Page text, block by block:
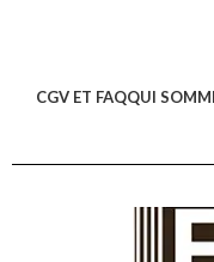
CGV ET FAQQUI